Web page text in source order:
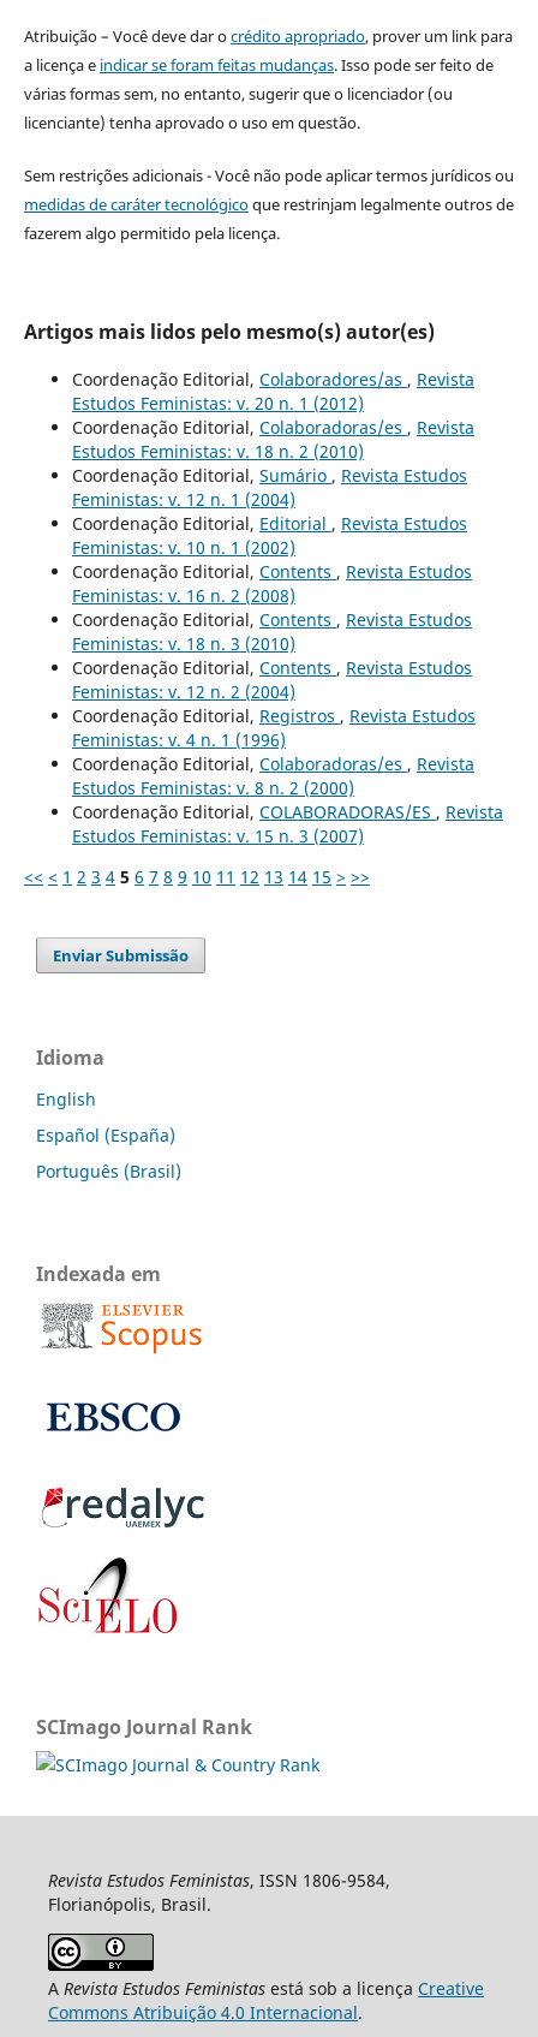
Atribuição – Você deve dar ocrédito apropriado, prover um link para
a licença e indicar se foram feitas mudanças. Isso pode ser feito de
várias formas sem, no entanto, sugerir que o licenciador (ou
licenciante) tenha aprovado o uso em questão.
Sem restrições adicionais - Você não pode aplicar termos jurídicos ou
medidas de caráter tecnológicoque restrinjam legalmente outros de
fazerem algo permitido pela licença.
Artigos mais lidos pelo mesmo(s) autor(es)
Coordenação Editorial, Colaboradores/as , Revista
Estudos Feministas: v. 20 n. 1 (2012)
Coordenação Editorial, Colaboradoras/es , Revista
Estudos Feministas: v. 18 n. 2 (2010)
Coordenação Editorial, Sumário , Revista Estudos
Feministas: v. 12 n. 1 (2004)
Coordenação Editorial, Editorial , Revista Estudos
Feministas: v. 10 n. 1 (2002)
Coordenação Editorial, Contents , Revista Estudos
Feministas: v. 16 n. 2 (2008)
Coordenação Editorial, Contents , Revista Estudos
Feministas: v. 18 n. 3 (2010)
Coordenação Editorial, Contents , Revista Estudos
Feministas: v. 12 n. 2 (2004)
Coordenação Editorial, Registros , Revista Estudos
Feministas: v. 4 n. 1 (1996)
Coordenação Editorial, Colaboradoras/es , Revista
Estudos Feministas: v. 8 n. 2 (2000)
Coordenação Editorial, COLABORADORAS/ES , Revista
Estudos Feministas: v. 15 n. 3 (2007)
<< < 1 2 3 4 5 6 7 8 9 10 11 12 13 14 15 > >>
Enviar Submissão
Idioma
English
Español (España)
Português (Brasil)
Indexada em
SCImago Journal Rank
Revista Estudos Feministas, ISSN 1806-9584,
Florianópolis, Brasil.
A Revista Estudos Feministasestá sob a licença Creative
Commons Atribuição 4.0 Internacional.